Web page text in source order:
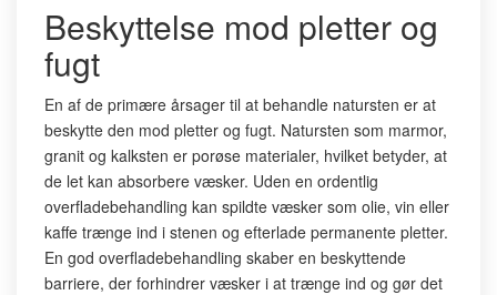
Beskyttelse mod pletter og
fugt
En af de primære årsager til at behandle natursten er at
beskytte den mod pletter og fugt. Natursten som marmor,
granit og kalksten er porøse materialer, hvilket betyder, at
de let kan absorbere væsker. Uden en ordentlig
overfladebehandling kan spildte væsker som olie, vin eller
kaffe trænge ind i stenen og efterlade permanente pletter.
En god overfladebehandling skaber en beskyttende
barriere, der forhindrer væsker i at trænge ind og gør det